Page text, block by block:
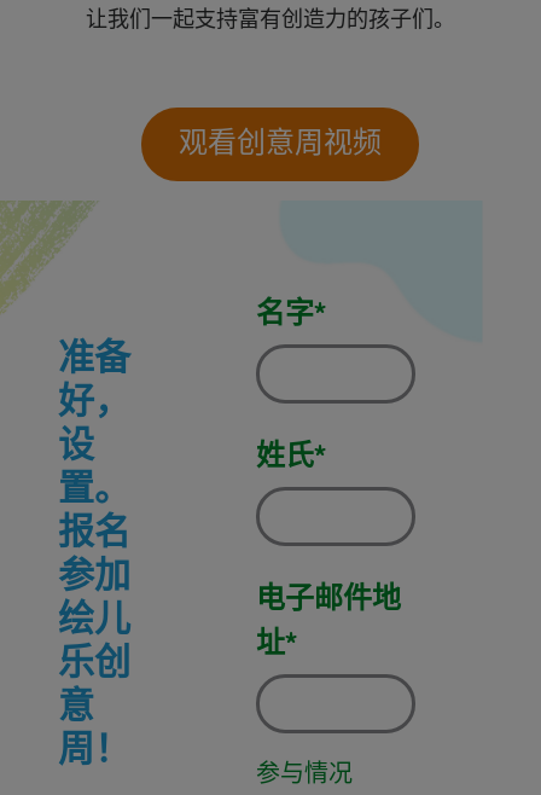
让我们一起支持富有创造力的孩子们。
观看创意周视频
准备
好，
设
置。
报名
参加
绘儿
乐创
意
周！
名字*
姓氏*
电子邮件地
址*
参与情况